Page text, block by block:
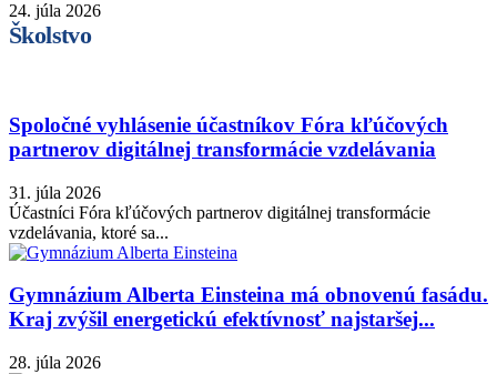
24. júla 2026
Školstvo
Spoločné vyhlásenie účastníkov Fóra kľúčových
partnerov digitálnej transformácie vzdelávania
31. júla 2026
Účastníci Fóra kľúčových partnerov digitálnej transformácie
vzdelávania, ktoré sa...
Gymnázium Alberta Einsteina má obnovenú fasádu.
Kraj zvýšil energetickú efektívnosť najstaršej...
28. júla 2026